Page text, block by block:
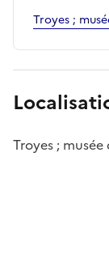
Troyes ;
Troyes ;